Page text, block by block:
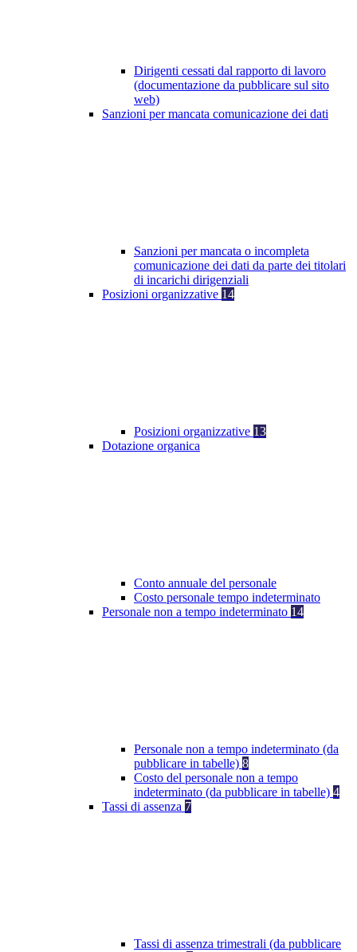
Dirigenti cessati dal rapporto di lavoro
(documentazione da pubblicare sul sito
web)
Sanzioni per mancata comunicazione dei dati
Sanzioni per mancata o incompleta
comunicazione dei dati da parte dei titolari
di incarichi dirigenziali
Posizioni organizzative 14
Posizioni organizzative 13
Dotazione organica
Conto annuale del personale
Costo personale tempo indeterminato
Personale non a tempo indeterminato 14
Personale non a tempo indeterminato (da
pubblicare in tabelle) 8
Costo del personale non a tempo
indeterminato (da pubblicare in tabelle) 4
Tassi di assenza 7
Tassi di assenza trimestrali (da pubblicare